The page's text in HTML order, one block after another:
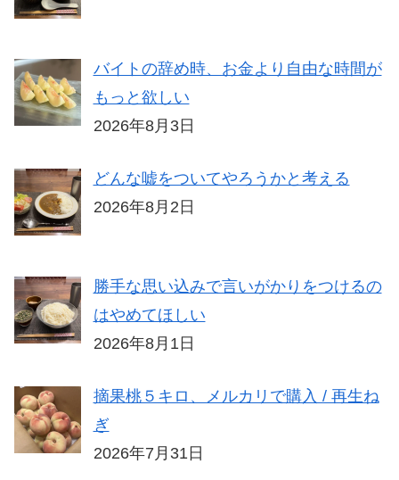
バイトの辞め時、お金より自由な時間が
もっと欲しい
2026年8月3日
どんな嘘をついてやろうかと考える
2026年8月2日
勝手な思い込みで言いがかりをつけるの
はやめてほしい
2026年8月1日
摘果桃５キロ、メルカリで購入 / 再生ね
ぎ
2026年7月31日